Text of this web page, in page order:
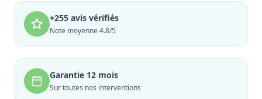
+255 avis vérifiés
Note moyenne 4.8/5
Garantie 12 mois
Sur toutes nos interventions